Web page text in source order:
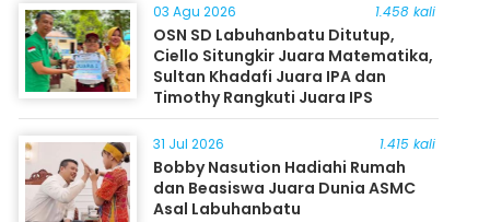
03 Agu 2026 1.458 kali
OSN SD Labuhanbatu Ditutup,
Ciello Situngkir Juara Matematika,
Sultan Khadafi Juara IPA dan
Timothy Rangkuti Juara IPS
31 Jul 2026 1.415 kali
Bobby Nasution Hadiahi Rumah
dan Beasiswa Juara Dunia ASMC
Asal Labuhanbatu